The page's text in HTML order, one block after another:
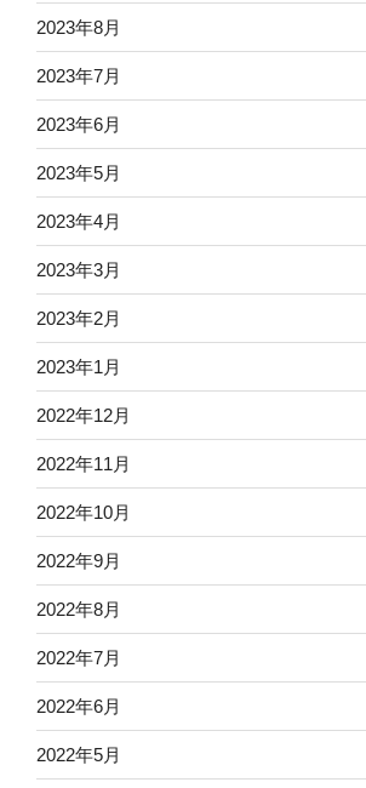
2023年8月
2023年7月
2023年6月
2023年5月
2023年4月
2023年3月
2023年2月
2023年1月
2022年12月
2022年11月
2022年10月
2022年9月
2022年8月
2022年7月
2022年6月
2022年5月